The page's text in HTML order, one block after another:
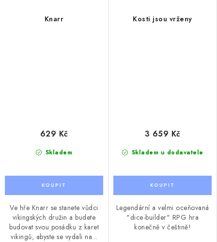
Knarr
Skladem
629 Kč
Ve hře Knarr se stanete vůdci
vikingských družin a budete
budovat svou posádku z karet
vikingů, abyste se vydali na...
Kosti jsou vrženy
Skladem u dodavatele
3 659 Kč
Legendární a velmi oceňovaná
"dice-builder" RPG hra
konečně v češtině!